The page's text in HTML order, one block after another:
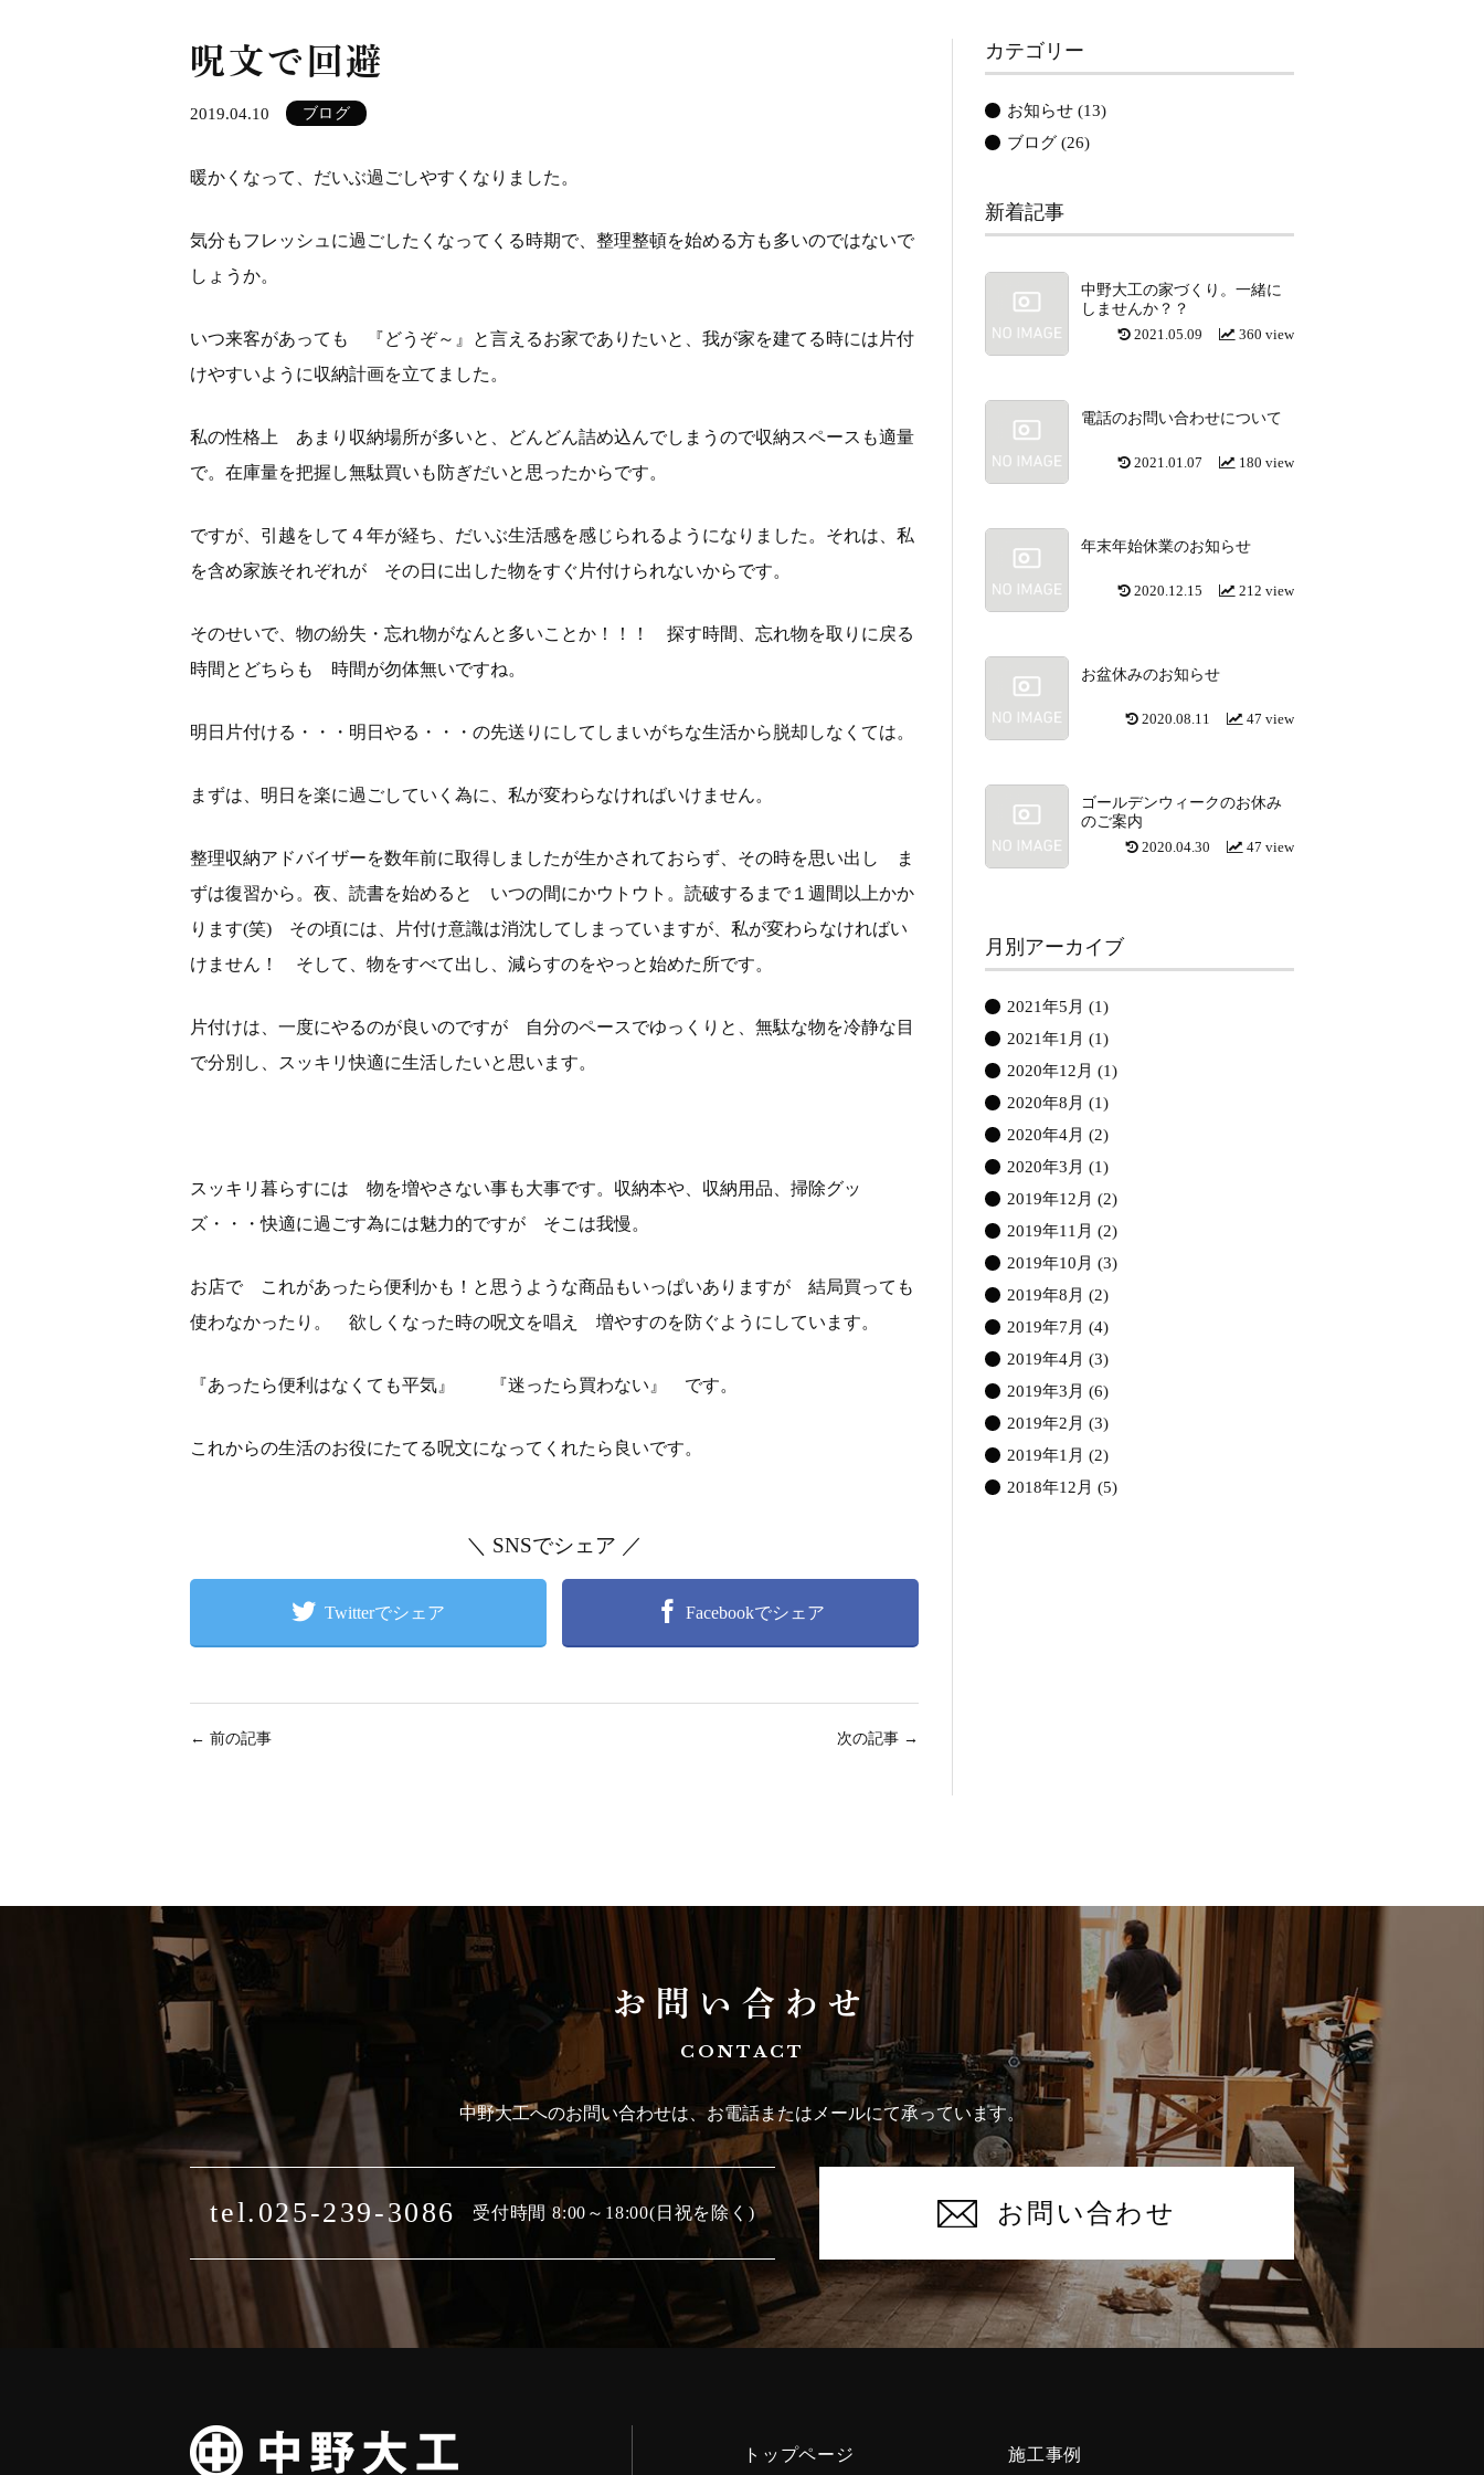
呪文で回避
2019.04.10 ブログ
暖かくなって、だいぶ過ごしやすくなりました。
気分もフレッシュに過ごしたくなってくる時期で、整理整頓を始める方も多いのではないで
しょうか。
いつ来客があっても 『どうぞ～』と言えるお家でありたいと、我が家を建てる時には片付
けやすいように収納計画を立てました。
私の性格上 あまり収納場所が多いと、どんどん詰め込んでしまうので収納スペースも適量
で。在庫量を把握し無駄買いも防ぎだいと思ったからです。
ですが、引越をして４年が経ち、だいぶ生活感を感じられるようになりました。それは、私
を含め家族それぞれが その日に出した物をすぐ片付けられないからです。
そのせいで、物の紛失・忘れ物がなんと多いことか！！！ 探す時間、忘れ物を取りに戻る
時間とどちらも 時間が勿体無いですね。
明日片付ける・・・明日やる・・・の先送りにしてしまいがちな生活から脱却しなくては。
まずは、明日を楽に過ごしていく為に、私が変わらなければいけません。
整理収納アドバイザーを数年前に取得しましたが生かされておらず、その時を思い出し ま
ずは復習から。夜、読書を始めると いつの間にかウトウト。読破するまで１週間以上かか
ります(笑) その頃には、片付け意識は消沈してしまっていますが、私が変わらなければい
けません！ そして、物をすべて出し、減らすのをやっと始めた所です。
片付けは、一度にやるのが良いのですが 自分のペースでゆっくりと、無駄な物を冷静な目
で分別し、スッキリ快適に生活したいと思います。
スッキリ暮らすには 物を増やさない事も大事です。収納本や、収納用品、掃除グッ
ズ・・・快適に過ごす為には魅力的ですが そこは我慢。
お店で これがあったら便利かも！と思うような商品もいっぱいありますが 結局買っても
使わなかったり。 欲しくなった時の呪文を唱え 増やすのを防ぐようにしています。
『あったら便利はなくても平気』 『迷ったら買わない』 です。
これからの生活のお役にたてる呪文になってくれたら良いです。
＼ SNSでシェア ／
Twitterでシェア Facebookでシェア
← 前の記事 次の記事 →
カテゴリー
お知らせ (13)
ブログ (26)
新着記事
中野大工の家づくり。一緒に
しませんか？？
360 view
2021.05.09
電話のお問い合わせについて
180 view
2021.01.07
年末年始休業のお知らせ
212 view
2020.12.15
お盆休みのお知らせ
47 view
2020.08.11
ゴールデンウィークのお休み
のご案内
47 view
2020.04.30
月別アーカイブ
2021年5月 (1)
2021年1月 (1)
2020年12月 (1)
2020年8月 (1)
2020年4月 (2)
2020年3月 (1)
2019年12月 (2)
2019年11月 (2)
2019年10月 (3)
2019年8月 (2)
2019年7月 (4)
2019年4月 (3)
2019年3月 (6)
2019年2月 (3)
2019年1月 (2)
2018年12月 (5)
お問い合わせ
CONTACT
中野大工へのお問い合わせは、お電話またはメールにて承っています。
tel.025-239-3086 受付時間 8:00～18:00(日祝を除く) お問い合わせ
トップページ 施工事例